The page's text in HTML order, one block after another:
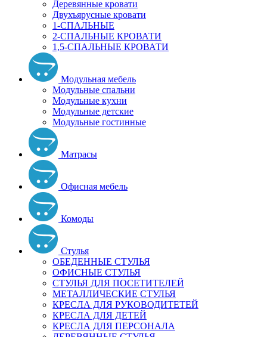
Деревянные кровати
Двухъярусные кровати
1-СПАЛЬНЫЕ
2-СПАЛЬНЫЕ КРОВАТИ
1,5-СПАЛЬНЫЕ КРОВАТИ
Модульная мебель
Модульные спальни
Модульные кухни
Модульные детские
Модульные гостинные
Матрасы
Офисная мебель
Комоды
Стулья
ОБЕДЕННЫЕ СТУЛЬЯ
ОФИСНЫЕ СТУЛЬЯ
СТУЛЬЯ ДЛЯ ПОСЕТИТЕЛЕЙ
МЕТАЛЛИЧЕСКИЕ СТУЛЬЯ
КРЕСЛА ДЛЯ РУКОВОДИТЕТЕЙ
КРЕСЛА ДЛЯ ДЕТЕЙ
КРЕСЛА ДЛЯ ПЕРСОНАЛА